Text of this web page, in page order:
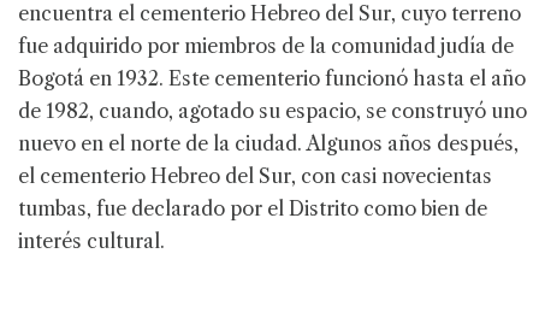
encuentra el cementerio Hebreo del Sur, cuyo terreno
fue adquirido por miembros de la comunidad judía de
Bogotá en 1932. Este cementerio funcionó hasta el año
de 1982, cuando, agotado su espacio, se construyó uno
nuevo en el norte de la ciudad. Algunos años después,
el cementerio Hebreo del Sur, con casi novecientas
tumbas, fue declarado por el Distrito como bien de
interés cultural.